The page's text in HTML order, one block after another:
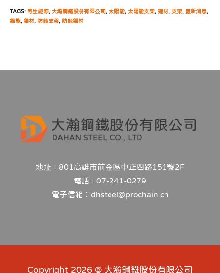
TAGS: 再生能源, 大瀚鋼鐵股份有限公司 , 太陽能, 太陽能支架, 建材, 支架, 最新消息,
綠能, 鋼材, 防蝕支架, 防蝕鋼材
地址：801高雄市前金區中正四路151號2F
電話 : 07-241-0279
電子信箱：dhsteel@prochain.cn
Copyright 2026 © 大瀚鋼鐵股份有限公司